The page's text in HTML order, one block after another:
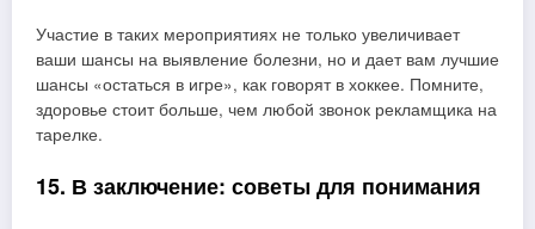
Участие в таких мероприятиях не только увеличивает
ваши шансы на выявление болезни, но и дает вам лучшие
шансы «остаться в игре», как говорят в хоккее. Помните,
здоровье стоит больше, чем любой звонок рекламщика на
тарелке.
15. В заключение: советы для понимания